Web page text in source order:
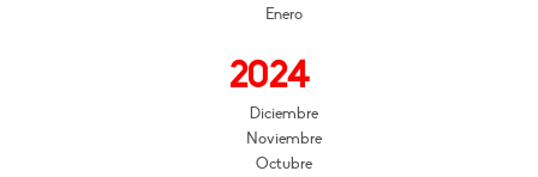
Enero
2024
Diciembre
Noviembre
Octubre